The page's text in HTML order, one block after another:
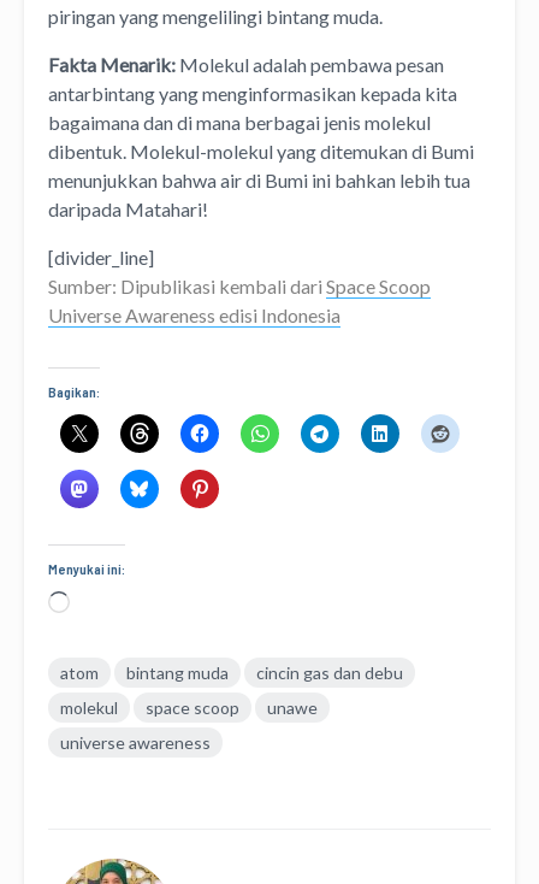
piringan yang mengelilingi bintang muda.
Fakta Menarik: Molekul adalah pembawa pesan
antarbintang yang menginformasikan kepada kita
bagaimana dan di mana berbagai jenis molekul
dibentuk. Molekul-molekul yang ditemukan di Bumi
menunjukkan bahwa air di Bumi ini bahkan lebih tua
daripada Matahari!
[divider_line]
Sumber: Dipublikasi kembali dari Space Scoop
Universe Awareness edisi Indonesia
Bagikan:
Menyukai ini:
Memuat...
atom bintang muda
cincin gas dan debu
molekul
space scoop
unawe
universe awareness